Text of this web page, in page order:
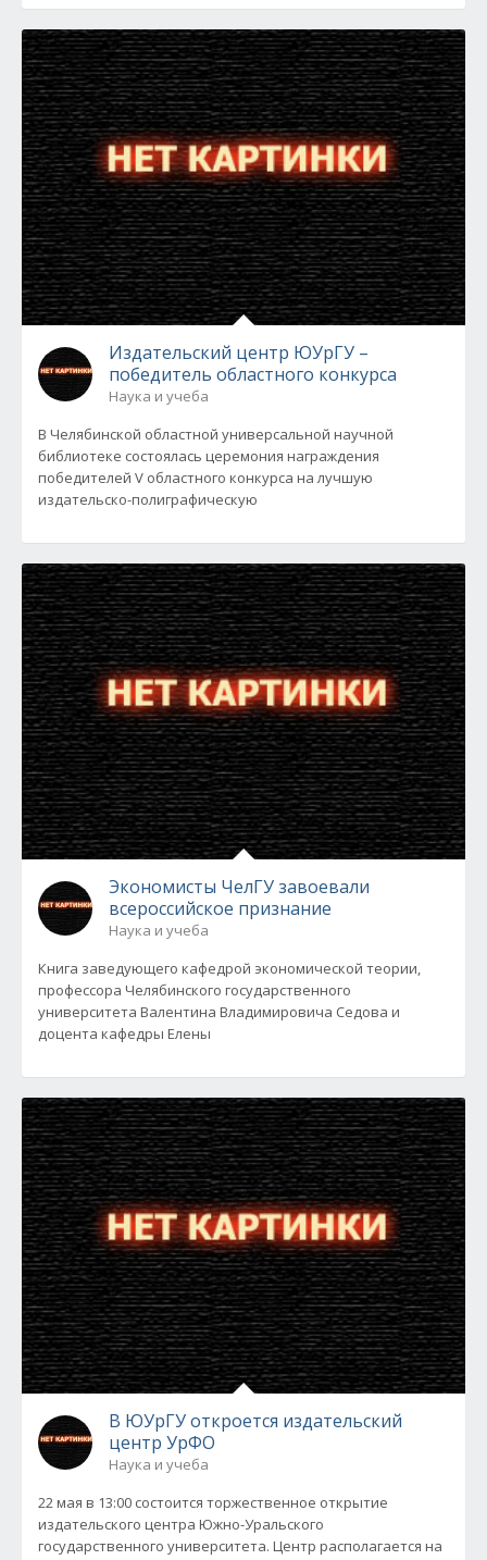
Издательский центр ЮУрГУ –
победитель областного конкурса
Наука и учеба
В Челябинской областной универсальной научной
библиотеке состоялась церемония награждения
победителей V областного конкурса на лучшую
издательско-полиграфическую
Экономисты ЧелГУ завоевали
всероссийское признание
Наука и учеба
Книга заведующего кафедрой экономической теории,
профессора Челябинского государственного
университета Валентина Владимировича Седова и
доцента кафедры Елены
В ЮУрГУ откроется издательский
центр УрФО
Наука и учеба
22 мая в 13:00 состоится торжественное открытие
издательского центра Южно-Уральского
государственного университета. Центр располагается на